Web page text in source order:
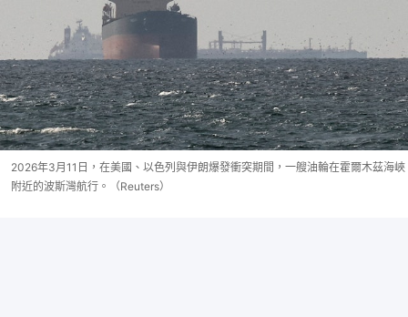
2026年3月11日，在美國、以色列與伊朗爆發衝突期間，一艘油輪在霍爾木茲海峽
附近的波斯灣航行。（Reuters）